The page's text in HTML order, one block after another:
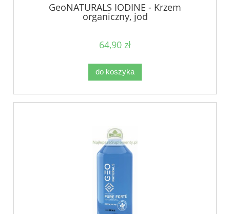
GeoNATURALS IODINE - Krzem
organiczny, jod
64,90 zł
do koszyka